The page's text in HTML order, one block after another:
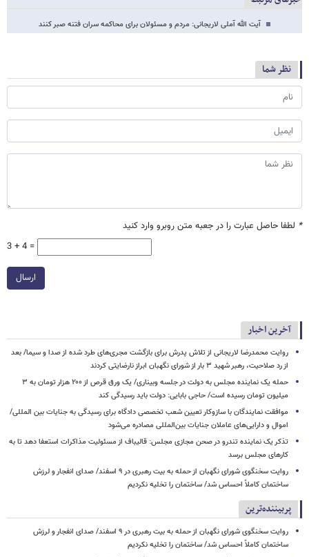
آیت الله آملی لاریجانی: مردم و مسئولان برای محاکمه سران فتنه صبر کنند
نظر شما
* لطفا حاصل عبارت را در جعبه متن روبرو وارد کنید
3 + 4 =
ارسال
آخرین اخبار
روایت محمدرضا لاریجانی از تلاش پدرش برای بازگشت مجری‌های طرد شده از صدا و سیما/ بعد
از رد صلاحیت، رهبر شهید ۳ بار از شورای نگهبان ابراز نارضایتی کردند
حمله یک نماینده مجلس به دولت در جلسه وبیناری/ یک ورق قرص از ۲۰۰ هزار تومان به ۳
میلیون تومان رسیده است/ حاجی بابایی: دولت باید رسیدگی کند
موافقت نمایندگان با سازوکار تعیین شعب تخصصی دادگاه برای رسیدگی به جنایات بین المللی/
اموال و دارایی‌های عاملان جنایات بین‌المللی مصادره می‌شود
تذکر یک نماینده تندرو در صحن مجازی مجلس: قالیباف از مسئولیت مذاکرات استعفا دهد تا به
کارهای مجلس برسد
روایت سخنگوی شورای نگهبان از حمله به بیت رهبری در ۹ اسفند/ صدای انفجار و لرزش
ساختمان کاملاً احساس شد/ ساختمان را تخلیه نکردیم
پربیننده‌ترین
روایت سخنگوی شورای نگهبان از حمله به بیت رهبری در ۹ اسفند/ صدای انفجار و لرزش
ساختمان کاملاً احساس شد/ ساختمان را تخلیه نکردیم